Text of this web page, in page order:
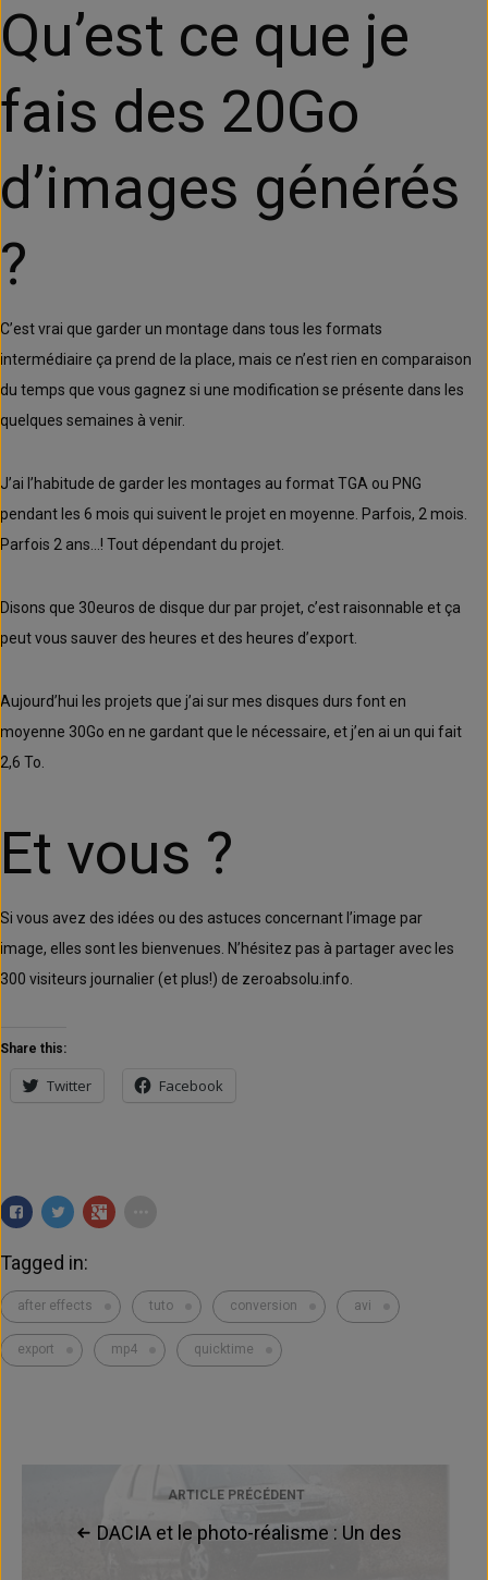
Qu’est ce que je
fais des 20Go
d’images générés
?
C’est vrai que garder un montage dans tous les formats
intermédiaire ça prend de la place, mais ce n’est rien en comparaison
du temps que vous gagnez si une modification se présente dans les
quelques semaines à venir.
J’ai l’habitude de garder les montages au format TGA ou PNG
pendant les 6 mois qui suivent le projet en moyenne. Parfois, 2 mois.
Parfois 2 ans…! Tout dépendant du projet.
Disons que 30euros de disque dur par projet, c’est raisonnable et ça
peut vous sauver des heures et des heures d’export.
Aujourd’hui les projets que j’ai sur mes disques durs font en
moyenne 30Go en ne gardant que le nécessaire, et j’en ai un qui fait
2,6 To.
Et vous ?
Si vous avez des idées ou des astuces concernant l’image par
image, elles sont les bienvenues. N’hésitez pas à partager avec les
300 visiteurs journalier (et plus!) de zeroabsolu.info.
Share this:
Twitter Facebook
Tagged in:
after effects tuto conversion avi
export mp4 quicktime
ARTICLE PRÉCÉDENT
DACIA et le photo-réalisme : Un des